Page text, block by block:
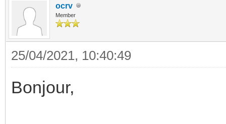
ocrv
Member
25/04/2021, 10:40:49
Bonjour,